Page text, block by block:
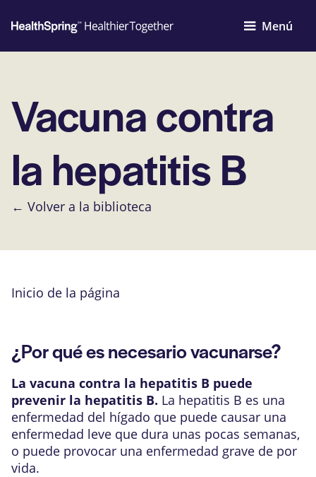
Menú
Vacuna contra
la hepatitis B
← Volver a la biblioteca
Inicio de la página
¿Por qué es necesario vacunarse?
La vacuna contra la hepatitis B puede
prevenir la hepatitis B. La hepatitis B es una
enfermedad del hígado que puede causar una
enfermedad leve que dura unas pocas semanas,
o puede provocar una enfermedad grave de por
vida.